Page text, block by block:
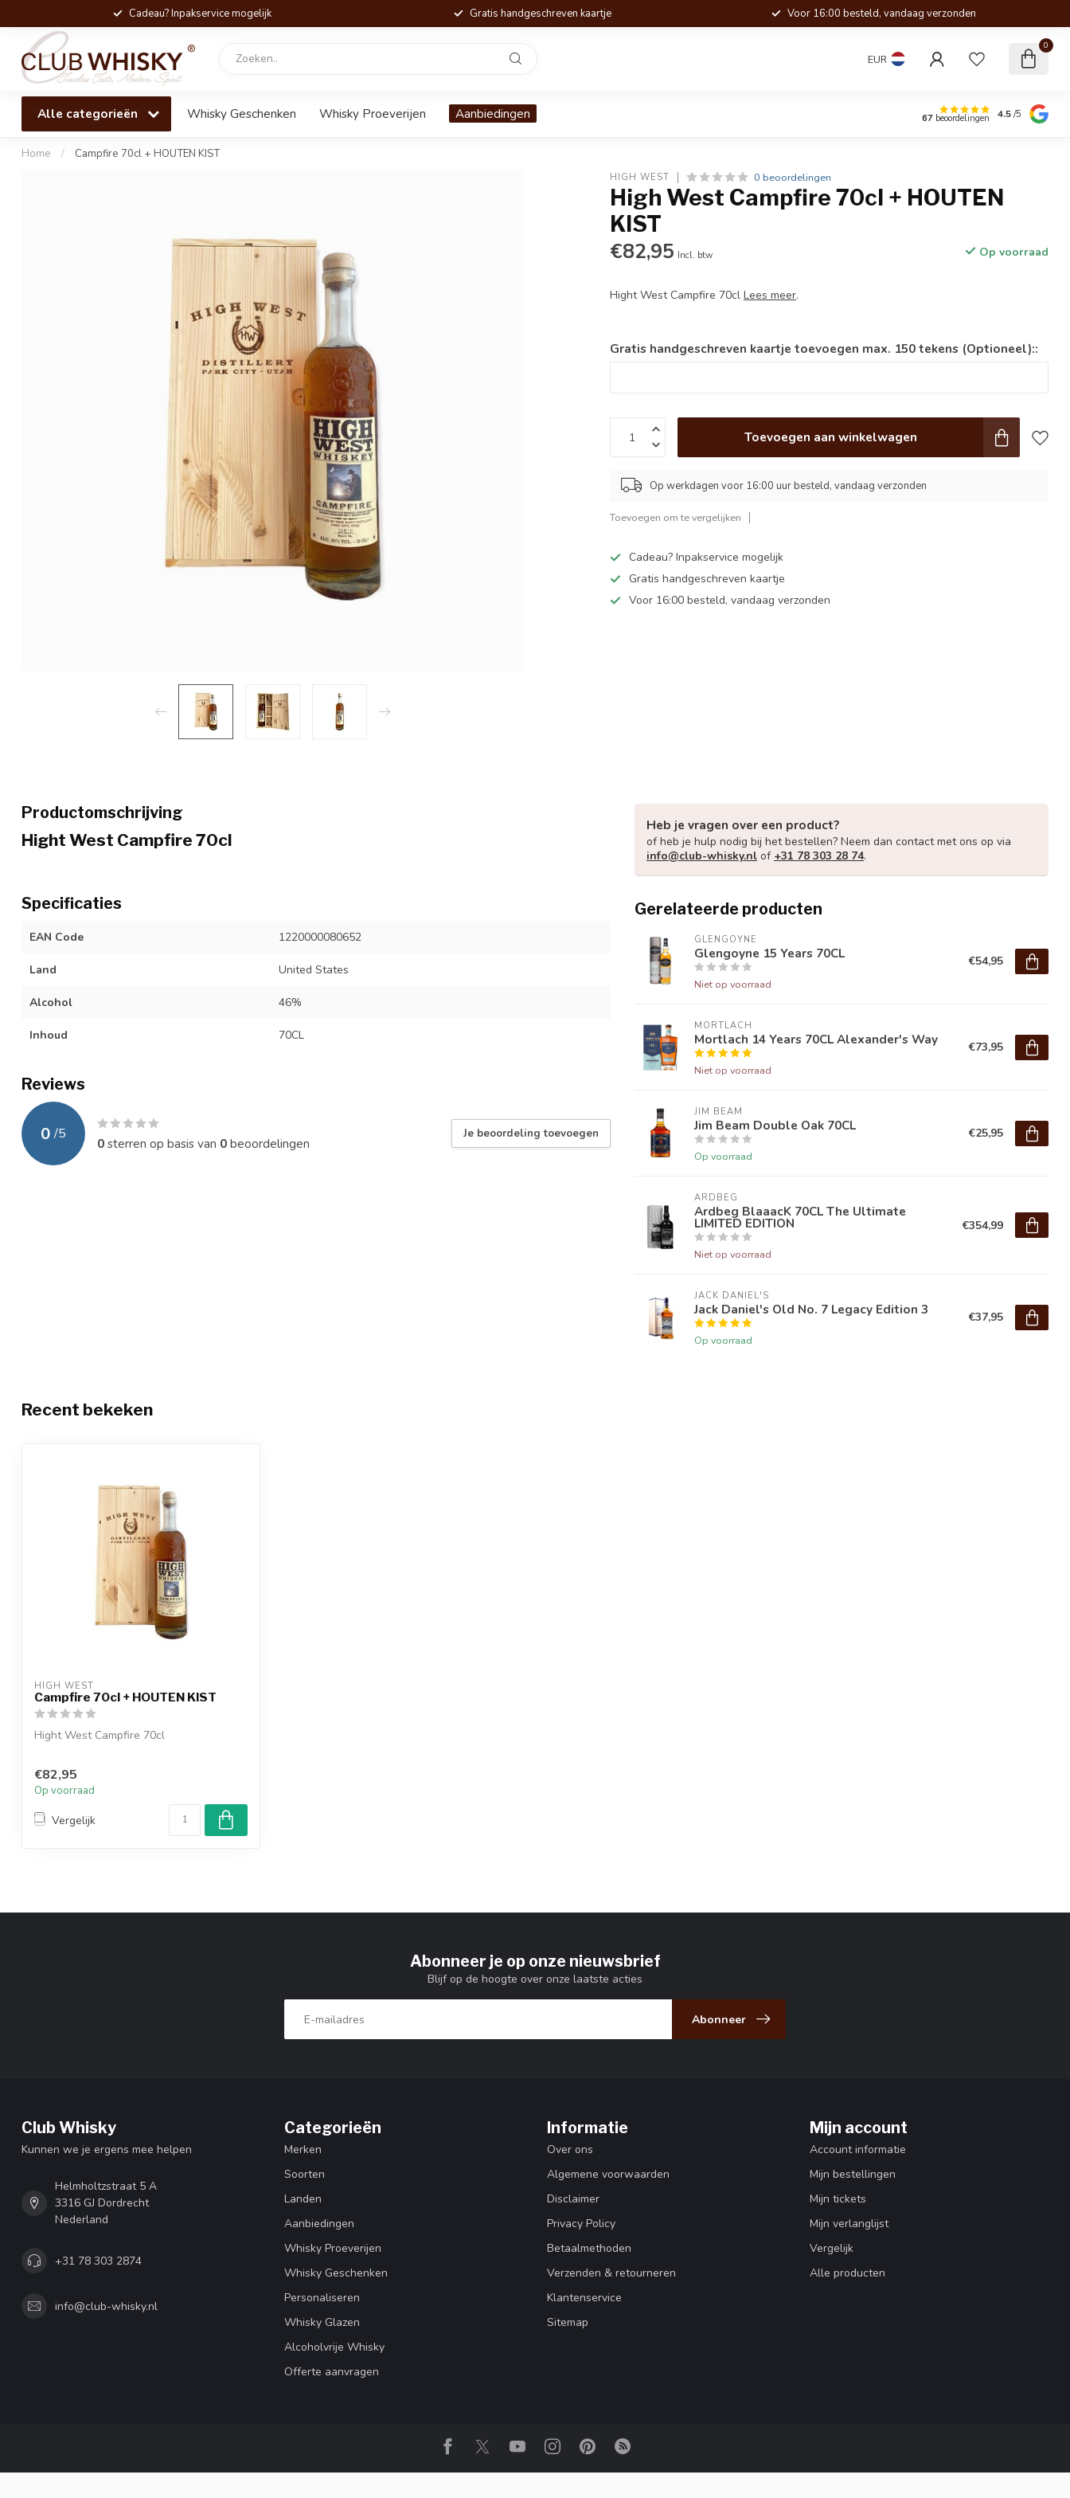
Cadeau? Inpakservice mogelijk Gratis handgeschreven kaartje Voor 16:00 besteld, vandaag verzonden
EUR
0
Alle categorieën Whisky Geschenken Whisky Proeverijen Aanbiedingen 67 beoordelingen 4.5/5
Home / Campfire 70cl + HOUTEN KIST
HIGH WEST 0 beoordelingen
High West Campfire 70cl + HOUTEN
KIST
€82,95 Incl. btw Op voorraad
Hight West Campfire 70clLees meer.
Gratis handgeschreven kaartje toevoegen max. 150 tekens (Optioneel)::
Toevoegen aan winkelwagen
Op werkdagen voor 16:00 uur besteld, vandaag verzonden
Toevoegen om te vergelijken
Cadeau? Inpakservice mogelijk
Gratis handgeschreven kaartje
Voor 16:00 besteld, vandaag verzonden
Productomschrijving
Hight West Campfire 70cl
Specificaties
EAN Code 1220000080652
Land United States
Alcohol 46%
Inhoud 70CL
Reviews
0 /5
0sterren op basis van 0beoordelingen
Je beoordeling toevoegen
Heb je vragen over een product?
of heb je hulp nodig bij het bestellen? Neem dan contact met ons op via
info@club-whisky.nl of +31 78 303 28 74.
Gerelateerde producten
GLENGOYNE
Glengoyne 15 Years 70CL
Niet op voorraad
€54,95
MORTLACH
Mortlach 14 Years 70CL Alexander's Way
Niet op voorraad
€73,95
JIM BEAM
Jim Beam Double Oak 70CL
Op voorraad
€25,95
ARDBEG
Ardbeg BlaaacK 70CL The Ultimate
LIMITED EDITION
Niet op voorraad
€354,99
JACK DANIEL'S
Jack Daniel's Old No. 7 Legacy Edition 3
Op voorraad
€37,95
Recent bekeken
HIGH WEST
Campfire 70cl + HOUTEN KIST
Hight West Campfire 70cl
€82,95
Op voorraad
Vergelijk
Abonneer je op onze nieuwsbrief
Blijf op de hoogte over onze laatste acties
Abonneer
Club Whisky
Kunnen we je ergens mee helpen
Helmholtzstraat 5 A
3316 GJ Dordrecht
Nederland
+31 78 303 2874
info@club-whisky.nl
Categorieën
Merken
Soorten
Landen
Aanbiedingen
Whisky Proeverijen
Whisky Geschenken
Personaliseren
Whisky Glazen
Alcoholvrije Whisky
Offerte aanvragen
Informatie
Over ons
Algemene voorwaarden
Disclaimer
Privacy Policy
Betaalmethoden
Verzenden & retourneren
Klantenservice
Sitemap
Mijn account
Account informatie
Mijn bestellingen
Mijn tickets
Mijn verlanglijst
Vergelijk
Alle producten